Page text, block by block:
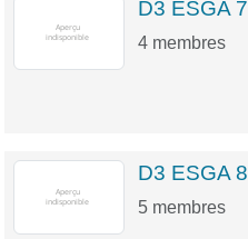
D3 ESGA 7
4 membres
D3 ESGA 8
5 membres